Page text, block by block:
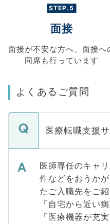
STEP.5
面接
面接が不安な方へ、 面接へ
同席も行っています
よくあるご質問
医療転職支援
医師専任のキャ
件などをおうか
たご入職先をご
「自宅から近い
「医療機器が充